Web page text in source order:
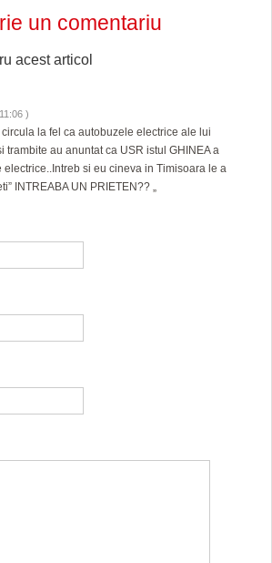
un comentariu
acest articol
)
la fel ca autobuzele electrice ale lui
trambite au anuntat ca USR istul GHINEA a
si eu cineva in Timisoara le a
INTREABA UN PRIETEN?? „